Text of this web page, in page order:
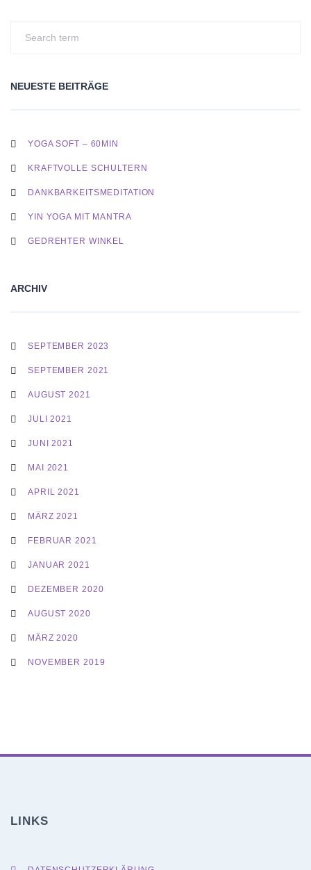
NEUESTE BEITRÄGE
YOGA SOFT – 60MIN
KRAFTVOLLE SCHULTERN
DANKBARKEITSMEDITATION
YIN YOGA MIT MANTRA
GEDREHTER WINKEL
ARCHIV
SEPTEMBER 2023
SEPTEMBER 2021
AUGUST 2021
JULI 2021
JUNI 2021
MAI 2021
APRIL 2021
MÄRZ 2021
FEBRUAR 2021
JANUAR 2021
DEZEMBER 2020
AUGUST 2020
MÄRZ 2020
NOVEMBER 2019
LINKS